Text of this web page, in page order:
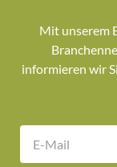
Mit unserem
informieren wir